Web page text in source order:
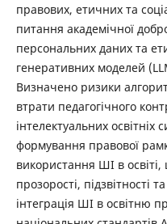
правових, етичних та
питання академічної
персональних даних та
генеративних моделей
Визначено ризики
втрати педагогічного
інтелектуальних
формування правової
використання ШІ в
прозорості,
інтеграція ШІ в освітню